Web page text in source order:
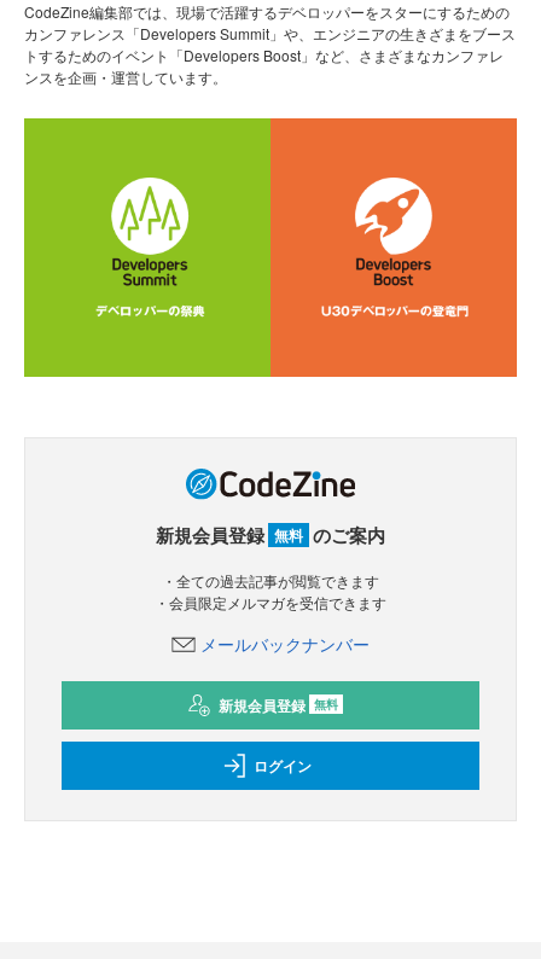
CodeZine編集部では、現場で活躍するデベロッパーをスターにするための
カンファレンス「Developers Summit」や、エンジニアの生きざまをブース
トするためのイベント「Developers Boost」など、さまざまなカンファレ
ンスを企画・運営しています。
新規会員登録 無料 のご案内
・全ての過去記事が閲覧できます
・会員限定メルマガを受信できます
メールバックナンバー
新規会員登録 無料
ログイン